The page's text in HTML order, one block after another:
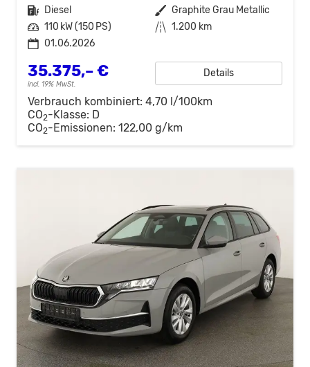
Kraftstoff Diesel Außenfarbe Graphite Grau Metallic
Leistung 110 kW (150 PS) Kilometerstand 1.200 km
01.06.2026
35.375,– €
incl. 19% MwSt.
Details
Verbrauch kombiniert: 4,70 l/100km
CO2-Klasse: D
CO2-Emissionen: 122,00 g/km